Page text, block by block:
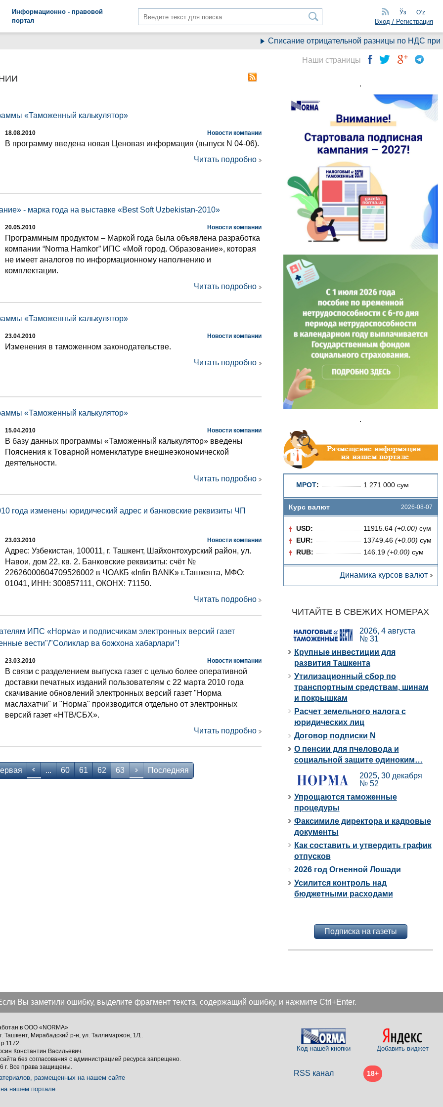
Информационно - правовой
портал
Ўз Oʻz
Вход / Регистрация
Списание отрицательной разницы по НДС при
«Таможенный калькулятор»
18.08.2010 Новости компании
В программу введена новая Ценовая информация (выпуск N 04-06).
Читать подробно
- марка года на выставке «Best Soft Uzbekistan-2010»
20.05.2010 Новости компании
Программным продуктом – Маркой года была объявлена разработка
компании “Norma Hamkor” ИПС «Мой город. Образование», которая
не имеет аналогов по информационному наполнению и
комплектации.
Читать подробно
«Таможенный калькулятор»
23.04.2010 Новости компании
Изменения в таможенном законодательстве.
Читать подробно
«Таможенный калькулятор»
15.04.2010 Новости компании
В базу данных программы «Таможенный калькулятор» введены
Пояснения к Товарной номенклатуре внешнеэкономической
деятельности.
Читать подробно
года изменены юридический адрес и банковские реквизиты ЧП
23.03.2010 Новости компании
Адрес: Узбекистан, 100011, г. Ташкент, Шайхонтохурский район, ул.
Навои, дом 22, кв. 2. Банковские реквизиты: счёт №
22626000604709526002 в ЧОАКБ «Infin BANK» г.Ташкента, МФО:
01041, ИНН: 300857111, ОКОНХ: 71150.
Читать подробно
ИПС «Норма» и подписчикам электронных версий газет
вести"/"Соликлар ва божхона хабарлари"!
23.03.2010 Новости компании
В связи с разделением выпуска газет с целью более оперативной
доставки печатных изданий пользователям с 22 марта 2010 года
скачивание обновлений электронных версий газет "Норма
маслахатчи" и "Норма" производится отдельно от электронных
версий газет «НТВ/СБХ».
Читать подробно
... 60 61 62 63 Последняя
Наши страницы
.
.
МРОТ: 1 271 000 сум
Курс валют 2026-08-07
USD: 11915.64 (+0.00) сум
EUR:
13749.46 (+0.00) сум
RUB:
146.19 (+0.00) сум
Динамика курсов валют
ЧИТАЙТЕ В СВЕЖИХ НОМЕРАХ
2026, 4 августа
№ 31
Крупные инвестиции для
развития Ташкента
Утилизационный сбор по
транспортным средствам, шинам
и покрышкам
Расчет земельного налога с
юридических лиц
Договор подписки N
О пенсии для пчеловода и
социальной защите одиноким…
2025, 30 декабря
№ 52
Упрощаются таможенные
процедуры
Факсимиле директора и кадровые
документы
Как составить и утвердить график
отпусков
2026 год Огненной Лошади
Усилится контроль над
бюджетными расходами
Подписка на газеты
Вы заметили ошибку, выделите фрагмент текста, содержащий ошибку, и нажмите Ctrl+Enter.
в ООО «NORMA»
Ташкент, Мирабадский р-н, ул. Таллимаржон, 1/1.
Константин Васильевич.
без согласования с администрацией ресурса запрещено.
г. Все права защищены.
размещенных на нашем сайте
нашем портале
Код нашей кнопки Добавить виджет
RSS канал 18+